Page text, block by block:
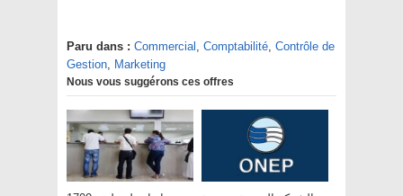
Paru dans : Commercial , Comptabilité, Contrôle de
Gestion, Marketing
Nous vous suggérons ces offres